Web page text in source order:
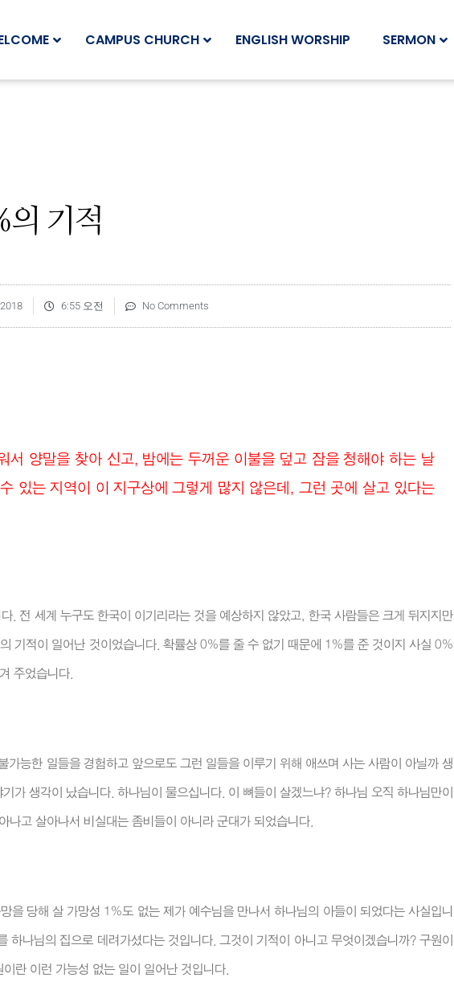
CAMPUS CHURCH ENGLISH WORSHIP SERMON
의 기적
6:55 오전 No Comments
서 양말을 찾아 신고, 밤에는 두꺼운 이불을 덮고 잠을 청해야 하는 날
있는 지역이 이 지구상에 그렇게 많지 않은데, 그런 곳에 살고 있다는
. 전 세계 누구도 한국이 이기리라는 것을 예상하지 않았고, 한국 사람들은 크게 뒤지지만
기적이 일어난 것이었습니다. 확률상 0%를 줄 수 없기 때문에 1%를 준 것이지 사실 0%
주었습니다.
능한 일들을 경험하고 앞으로도 그런 일들을 이루기 위해 애쓰며 사는 사람이 아닐까 생
가 생각이 났습니다. 하나님이 물으십니다. 이 뼈들이 살겠느냐? 하나님 오직 하나님만이
고 살아나서 비실대는 좀비들이 아니라 군대가 되었습니다.
당해 살 가망성 1%도 없는 제가 예수님을 만나서 하나님의 아들이 되었다는 사실입니
나님의 집으로 데려가셨다는 것입니다. 그것이 기적이 아니고 무엇이겠습니까? 구원이
란 이런 가능성 없는 일이 일어난 것입니다.